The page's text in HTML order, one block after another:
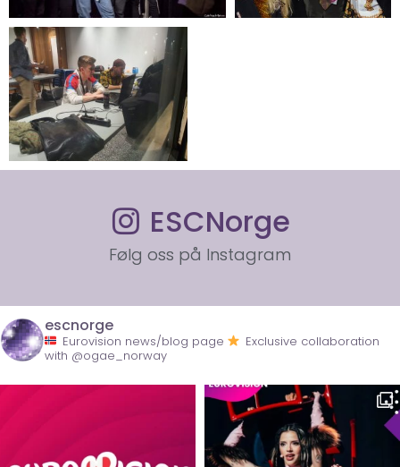
ESCNorge
Følg oss på Instagram
escnorge
Eurovision news/blog page
Exclusive collaboration
with @ogae_norway